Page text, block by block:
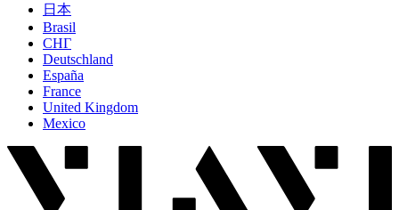
日本
Brasil
СНГ
Deutschland
España
France
United Kingdom
Mexico